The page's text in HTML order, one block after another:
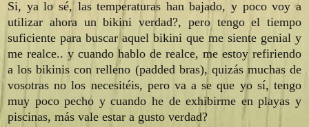
Si, ya lo sé, las temperaturas han bajado, y poco voy a
utilizar ahora un bikini verdad?, pero tengo el tiempo
suficiente para buscar aquel bikini que me siente genial y
me realce.. y cuando hablo de realce, me estoy refiriendo
a los bikinis con relleno (padded bras), quizás muchas de
vosotras no los necesitéis, pero va a se que yo sí, tengo
muy poco pecho y cuando he de exhibirme en playas y
piscinas, más vale estar a gusto verdad?